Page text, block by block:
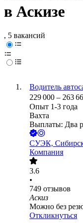
в Аскизе
, 5 вакансий
Водитель
229 000 – 263
Опыт 1-3 года
Вахта
Выплаты: Два
СУЭК,
Компания
3.6
•
749 отзывов
Аскиз
Можно без
Откликнуться